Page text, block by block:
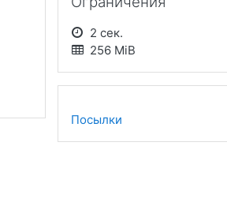
2 сек.
256 MiB
Посылки